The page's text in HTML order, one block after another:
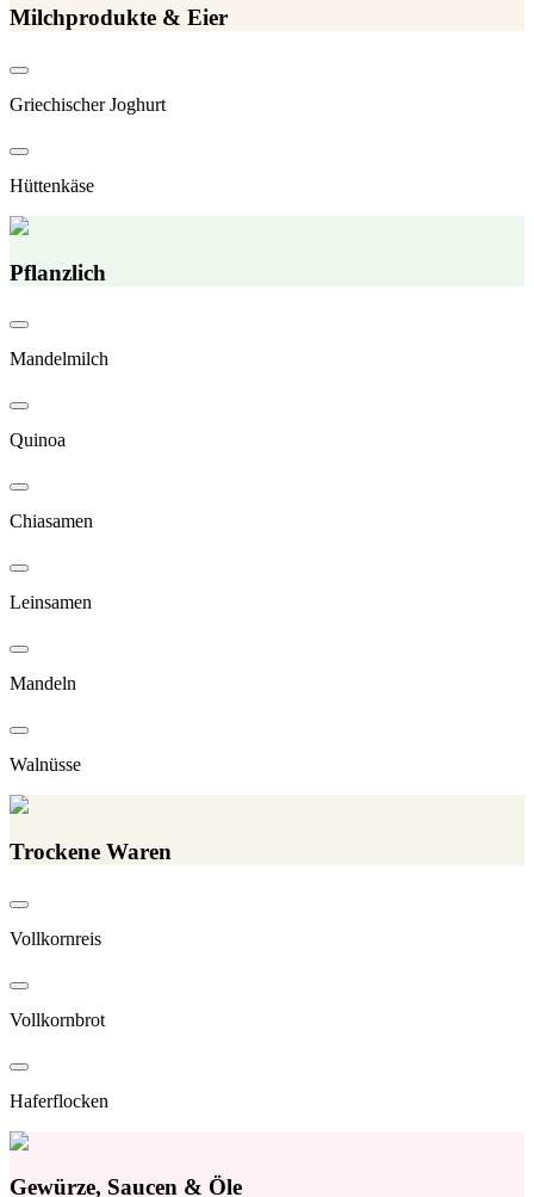
Milchprodukte & Eier
Griechischer Joghurt
Hüttenkäse
Pflanzlich
Mandelmilch
Quinoa
Chiasamen
Leinsamen
Mandeln
Walnüsse
Trockene Waren
Vollkornreis
Vollkornbrot
Haferflocken
Gewürze, Saucen & Öle